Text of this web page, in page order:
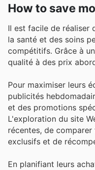
How to save
Il est facile de réaliser
la santé et des soins
compétitifs. Grâce à
qualité à des prix
Pour maximiser leurs
publicités
et des promotions
L'exploration du site
récentes, de
exclusifs et de
En planifiant leurs